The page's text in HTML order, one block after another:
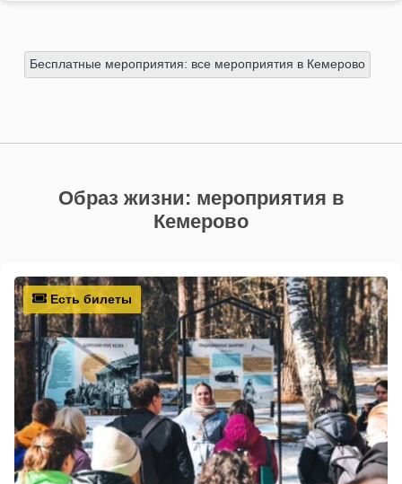
Бесплатные мероприятия: все мероприятия в Кемерово
Образ жизни: мероприятия в
Кемерово
Есть билеты